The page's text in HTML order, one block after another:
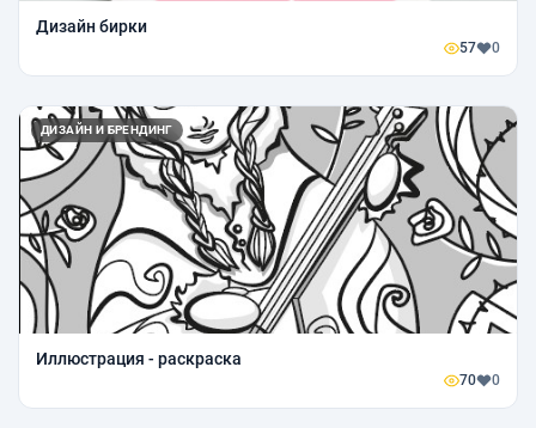
Дизайн бирки
57 0
ДИЗАЙН И БРЕНДИНГ
Иллюстрация - раскраска
70 0